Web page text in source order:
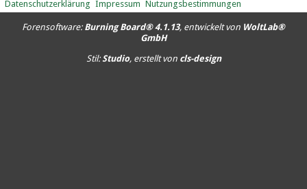
Datenschutzerklärung Impressum Nutzungsbestimmungen
Forensoftware: Burning Board® 4.1.13, entwickelt von WoltLab®
GmbH
Stil:Studio, erstellt von cls-design